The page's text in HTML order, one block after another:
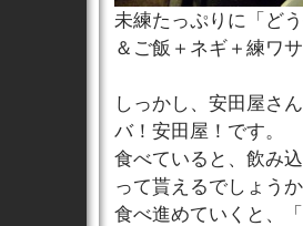
未練たっぷりに「ど
＆ご飯＋ネギ＋練ワ
しっかし、安田屋さ
バ！安田屋！です。
食べていると、飲み
って貰えるでしょうか
食べ進めていくと、